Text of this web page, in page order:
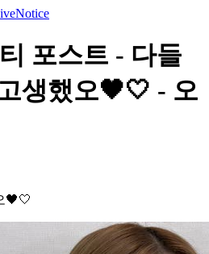
Notice
포스트 - 다들
생했오🖤🤍 - 오
🖤🤍